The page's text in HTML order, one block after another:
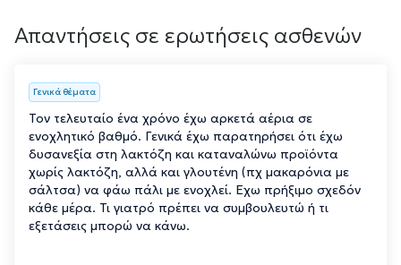
Απαντήσεις σε ερωτήσεις ασθενών
Γενικά θέματα
Τον τελευταίο ένα χρόνο έχω αρκετά αέρια σε
ενοχλητικό βαθμό. Γενικά έχω παρατηρήσει ότι έχω
δυσανεξία στη λακτόζη και καταναλώνω προϊόντα
χωρίς λακτόζη, αλλά και γλουτένη (πχ μακαρόνια με
σάλτσα) να φάω πάλι με ενοχλεί. Εχω πρήξιμο σχεδόν
κάθε μέρα. Τι γιατρό πρέπει να συμβουλευτώ ή τι
εξετάσεις μπορώ να κάνω.